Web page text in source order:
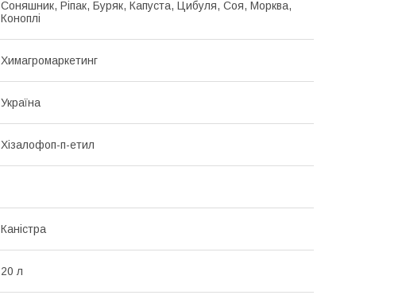
Соняшник, Ріпак, Буряк, Капуста, Цибуля, Соя, Морква,
Коноплі
Химагромаркетинг
Україна
Хізалофоп-п-етил
Каністра
20 л